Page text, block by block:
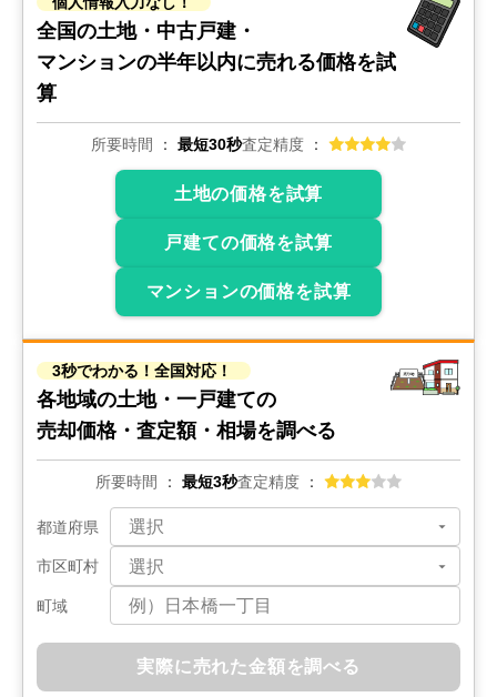
全国の土地・中古戸建・
マンションの半年以内に売れる価格を試
算
所要時間 最短30秒査定精度
土地の価格を試算
戸建ての価格を試算
マンションの価格を試算
3秒でわかる！全国対応！
各地域の土地・一戸建ての
売却価格・査定額・相場を調べる
所要時間 最短3秒査定精度
都道府県
市区町村
町域
実際に売れた金額を調べる